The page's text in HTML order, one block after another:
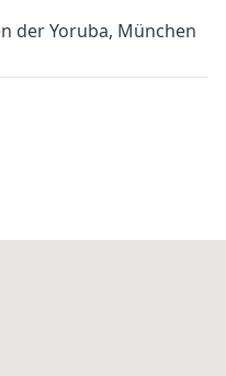
der Yoruba, München